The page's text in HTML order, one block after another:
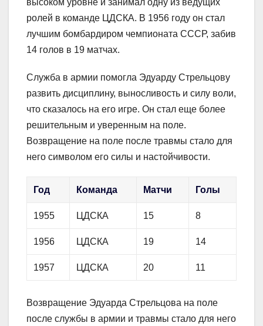
ролей в команде ЦДСКА. В 1956 году он стал
лучшим бомбардиром чемпионата СССР, забив
14 голов в 19 матчах.
Служба в армии помогла Эдуарду Стрельцову
развить дисциплину, выносливость и силу воли,
что сказалось на его игре. Он стал еще более
решительным и уверенным на поле.
Возвращение на поле после травмы стало для
него символом его силы и настойчивости.
Год Команда Матчи Голы
1955 ЦДСКА 15 8
1956 ЦДСКА 19 14
1957 ЦДСКА 20 11
Возвращение Эдуарда Стрельцова на поле
после службы в армии и травмы стало для него